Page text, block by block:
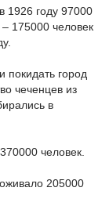
1926 году 97000
175000 человек
покидать город
чеченцев из
в
человек.
205000